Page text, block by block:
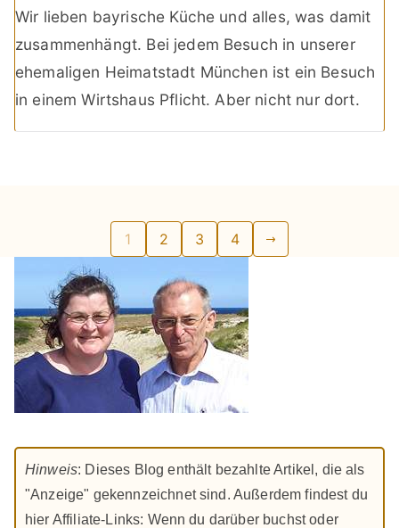
Wir lieben bayrische Küche und alles, was damit
zusammenhängt. Bei jedem Besuch in unserer
ehemaligen Heimatstadt München ist ein Besuch
in einem Wirtshaus Pflicht. Aber nicht nur dort.
Seitennummerierung
der
Beiträge
1 2 3 4
Hinweis: Dieses Blog enthält bezahlte Artikel, die als
"Anzeige" gekennzeichnet sind. Außerdem findest du
hier Affiliate-Links: Wenn du darüber buchst oder